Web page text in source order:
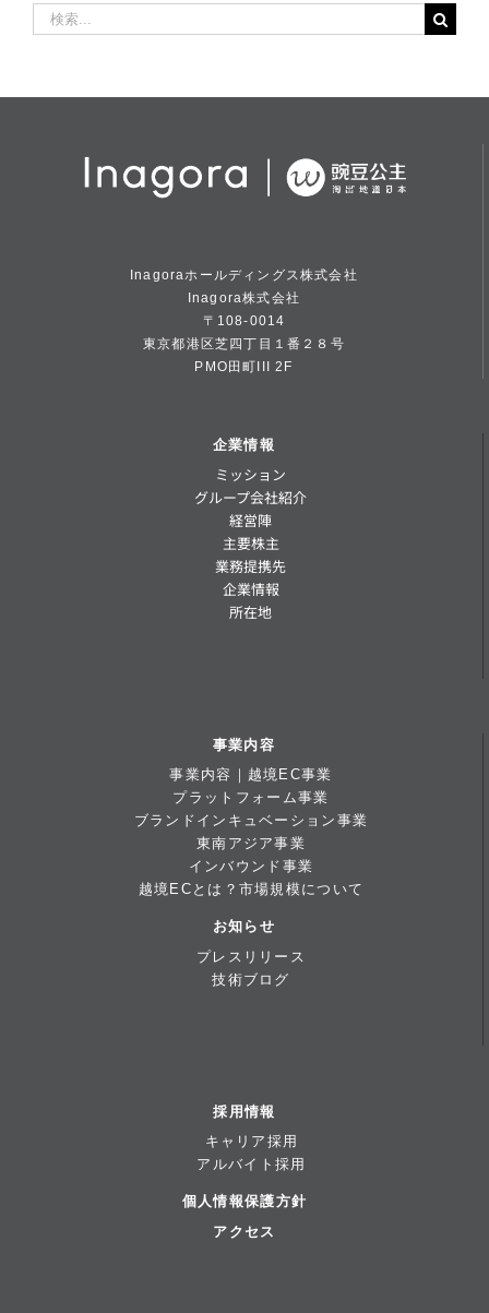
検
索
Inagoraホールディングス株式会社
Inagora株式会社
〒108-0014
東京都港区芝四丁目１番２８号
PMO田町III 2F
企業情報
ミッション
グループ会社紹介
経営陣
主要株主
業務提携先
企業情報
所在地
事業内容
事業内容｜越境EC事業
プラットフォーム事業
ブランドインキュベーション事業
東南アジア事業
インバウンド事業
越境ECとは？市場規模について
お知らせ
プレスリリース
技術ブログ
採用情報
キャリア採用
アルバイト採用
個人情報保護方針
アクセス